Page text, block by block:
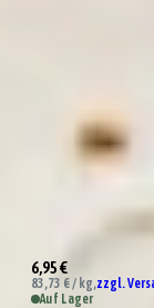
6,95 €
83,73 € / kg,zzgl.
Auf Lager